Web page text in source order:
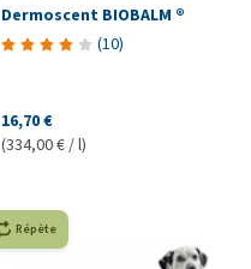
Dermoscent BIOBALM ®
(10)
16,70 €
(334,00 € / l)
Répète